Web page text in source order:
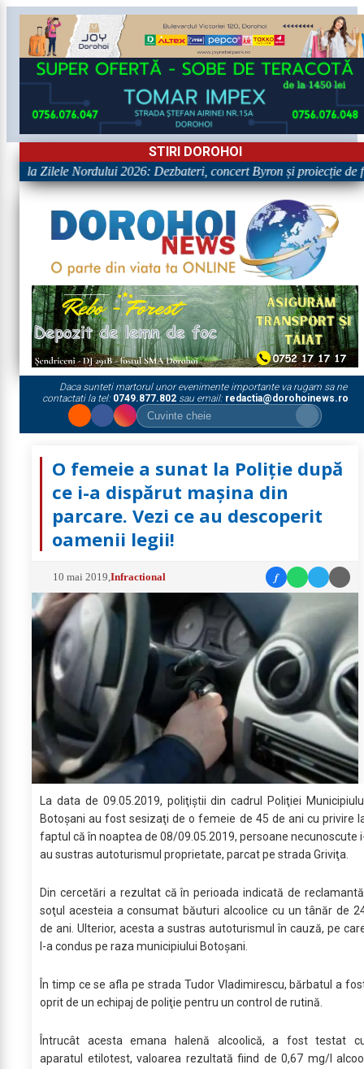
STIRI DOROHOI
la Zilele Nordului 2026: Dezbateri, concert Byron și proiecție de
Daca sunteti martorul unor evenimente importante va rugam sa ne
contactati la tel: 0749.877.802sau email: redactia@dorohoinews.ro
O femeie a sunat la Poliţie după
ce i-a dispărut maşina din
parcare. Vezi ce au descoperit
oamenii legii!
10 mai 2019 ,Infractional f
La data de 09.05.2019, poliţiştii din cadrul Poliţiei
Botoşani au fost sesizaţi de o femeie de 45 de ani cu privire
faptul că în noaptea de 08/09.05.2019, persoane necunoscute
au sustras autoturismul proprietate, parcat pe strada Griviţa.
Din cercetări a rezultat că în perioada indicată de
soţul acesteia a consumat băuturi alcoolice cu un tânăr de
de ani. Ulterior, acesta a sustras autoturismul în cauză, pe
l-a condus pe raza municipiului Botoşani.
În timp ce se afla pe strada Tudor Vladimirescu, bărbatul a
oprit de un echipaj de poliţie pentru un control de rutină.
Întrucât acesta emana halenă alcoolică, a fost testat
aparatul etilotest, valoarea rezultată fiind de 0,67 mg/l